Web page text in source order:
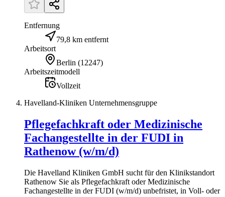
Entfernung
79,8 km entfernt
Arbeitsort
Berlin (12247)
Arbeitszeitmodell
Vollzeit
Havelland-Kliniken Unternehmensgruppe
Pflegefachkraft oder Medizinische
Fachangestellte in der FUDI in
Rathenow (w/m/d)
Die Havelland Kliniken GmbH sucht für den Klinikstandort
Rathenow Sie als Pflegefachkraft oder Medizinische
Fachangestellte in der FUDI (w/m/d) unbefristet, in Voll- oder